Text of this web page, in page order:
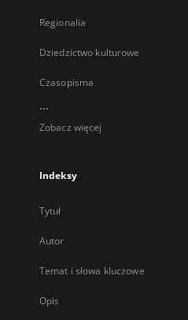
Regionalia
Dziedzictwo kulturowe
Czasopisma
...
Zobacz więcej
Indeksy
Tytuł
Autor
Temat i słowa kluczowe
Opis